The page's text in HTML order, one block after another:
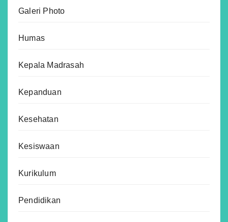
Galeri Photo
Humas
Kepala Madrasah
Kepanduan
Kesehatan
Kesiswaan
Kurikulum
Pendidikan